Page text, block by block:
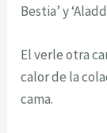
Bestia’ y
El verle otra
calor de la
cama.